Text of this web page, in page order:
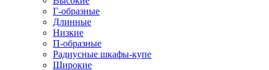
Г-образные
Длинные
Низкие
П-образные
Радиусные шкафы-купе
Широкие